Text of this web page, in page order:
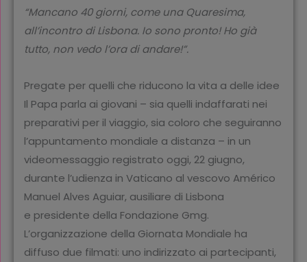
“Mancano 40 giorni, come una Quaresima,
all’incontro di Lisbona. Io sono pronto! Ho già
tutto, non vedo l’ora di andare!”.
Pregate per quelli che riducono la vita a delle idee
Il Papa parla ai giovani – sia quelli indaffarati nei
preparativi per il viaggio, sia coloro che seguiranno
l’appuntamento mondiale a distanza – in un
videomessaggio registrato oggi, 22 giugno,
durante l’udienza in Vaticano al vescovo Américo
Manuel Alves Aguiar, ausiliare di Lisbona
e presidente della Fondazione Gmg.
L’organizzazione della Giornata Mondiale ha
diffuso due filmati: uno indirizzato ai partecipanti,